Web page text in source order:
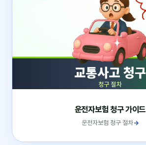
운전자보험 청구 가이드
운전자보험 청구 절차→